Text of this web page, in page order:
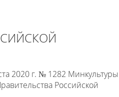
2020 г. № 1282 Минкультуры
Российской